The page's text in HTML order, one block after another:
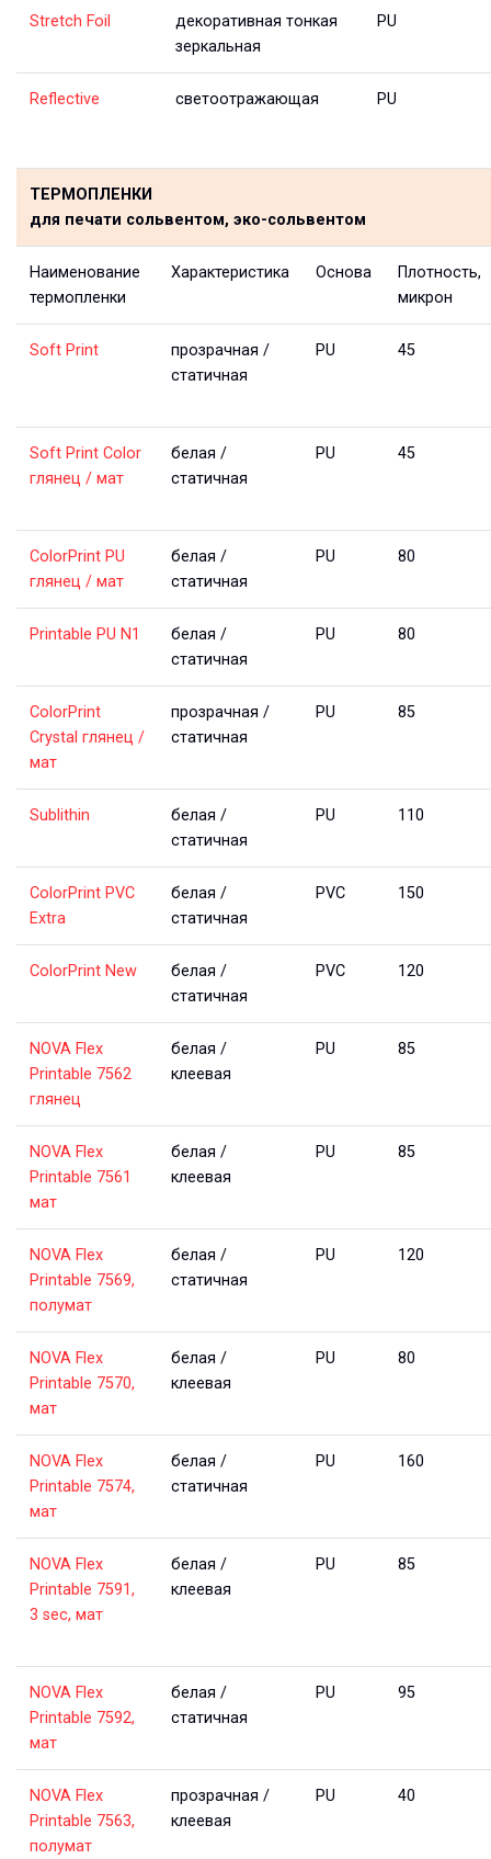
Stretch Foil
декоративная тонкая
зеркальная
PU
Reflective светоотражающая PU
ТЕРМОПЛЕНКИ
для печати сольвентом, эко-сольвентом
Наименование
термопленки
Характеристика Основа
Плотность,
микрон
Soft Print
прозрачная /
cтатичная
PU 45
Soft Print Color
глянец / мат
белая /
статичная
PU 45
ColorPrint PU
глянец / мат
белая /
статичная
PU 80
Printable PU N1
белая /
статичная
PU 80
ColorPrint
Crystal глянец /
мат
прозрачная /
cтатичная
PU 85
Sublithin
белая /
статичная
PU 110
ColorPrint PVC
Extra
белая /
статичная
PVC 150
ColorPrint New
белая /
статичная
PVC 120
NOVA Flex
Printable 7562
глянец
белая /
клеевая
PU 85
NOVA Flex
Printable 7561
мат
белая /
клеевая
PU 85
NOVA Flex
Printable 7569,
полумат
белая /
статичная
PU 120
NOVA Flex
Printable 7570,
мат
белая /
клеевая
PU 80
NOVA Flex
Printable 7574,
мат
белая /
статичная
PU 160
NOVA Flex
Printable 7591,
3 sec, мат
белая /
клеевая
PU 85
NOVA Flex
Printable 7592,
мат
белая /
статичная
PU 95
NOVA Flex
Printable 7563,
полумат
прозрачная /
клеевая
PU 40